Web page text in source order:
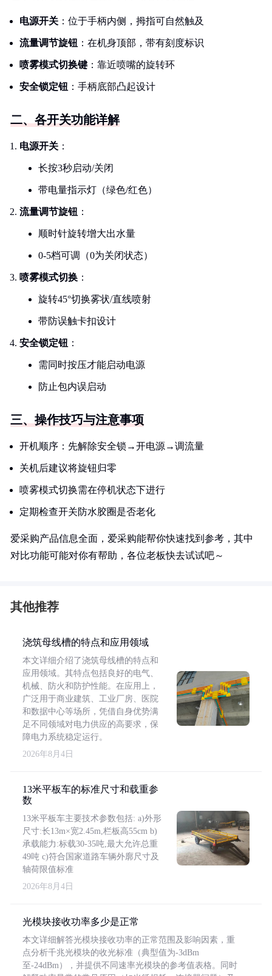
电源开关 ：位于手柄内侧，拇指可自然触及
流量调节旋钮 ：在机身顶部，带有刻度标识
喷雾模式切换键 ：靠近喷嘴的旋转环
安全锁定钮 ：手柄底部凸起设计
二、各开关功能详解
电源开关 ：
长按3秒启动/关闭
带电量指示灯（绿色/红色）
流量调节旋钮 ：
顺时针旋转增大出水量
0-5档可调（0为关闭状态）
喷雾模式切换 ：
旋转45°切换雾状/直线喷射
带防误触卡扣设计
安全锁定钮 ：
需同时按压才能启动电源
防止包内误启动
三、操作技巧与注意事项
开机顺序：先解除安全锁→开电源→调流量
关机后建议将旋钮归零
喷雾模式切换需在停机状态下进行
定期检查开关防水胶圈是否老化
爱采购产品信息全面，爱采购能帮你快速找到参考，其中
对比功能可能对你有帮助，各位老板快去试试吧～
其他推荐
浇筑母线槽的特点和应用领域
本文详细介绍了浇筑母线槽的特点和
应用领域。其特点包括良好的电气、
机械、防火和防护性能。在应用上，
广泛用于商业建筑、工业厂房、医院
和数据中心等场所，凭借自身优势满
足不同领域对电力供应的高要求，保
障电力系统稳定运行。
2026年8月4日
13米平板车的标准尺寸和载重参
数
13米平板车主要技术参数包括: a)外形
尺寸:长13m×宽2.45m,栏板高55cm b)
承载能力:标载30-35吨,最大允许总重
49吨 c)符合国家道路车辆外廓尺寸及
轴荷限值标准
2026年8月4日
光模块接收功率多少是正常
本文详细解答光模块接收功率的正常范围及影响因素，重
点分析千兆光模块的收光标准（典型值为-3dBm
至-24dBm），并提供不同速率光模块的参考值表格。同时